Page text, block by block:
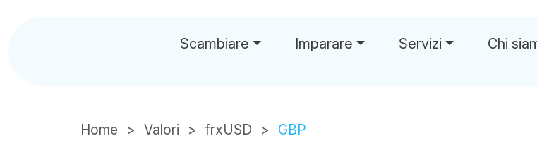
Scambiare Imparare Servizi Chi
Home Valori frxUSD GBP